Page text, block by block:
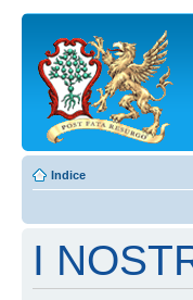
Indice
I